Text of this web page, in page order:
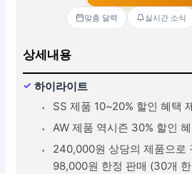
맞춤 달력 실시간 소식
상세내용
하이라이트
SS 제품 10~20% 할인 혜택
AW 제품 역시즌 30% 할인
240,000원 상당의 제품으로
98,000원 한정 판매 (30개